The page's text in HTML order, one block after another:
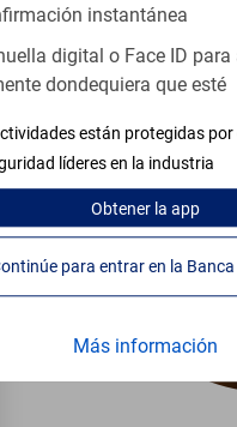
instantánea
digital o Face ID para
dondequiera que esté
están protegidas
líderes en la industria
Obtenerla app
Más información